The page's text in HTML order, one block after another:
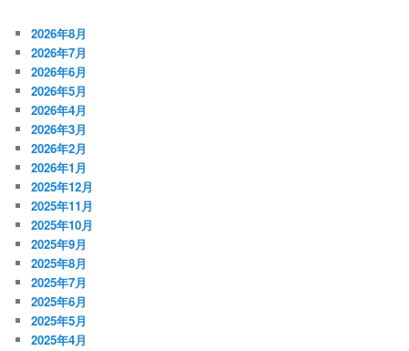
2026年8月
2026年7月
2026年6月
2026年5月
2026年4月
2026年3月
2026年2月
2026年1月
2025年12月
2025年11月
2025年10月
2025年9月
2025年8月
2025年7月
2025年6月
2025年5月
2025年4月